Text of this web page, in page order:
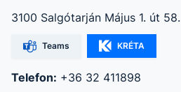
3100 Salgótarján Május 1. út 58.
Teams KRÉTA
Telefon: +36 32 411898